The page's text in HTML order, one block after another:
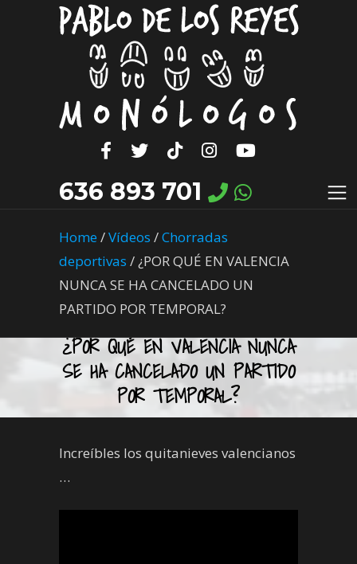
636 893 701
Home/Vídeos /Chorradas
deportivas /¿POR QUÉ EN VALENCIA
NUNCA SE HA CANCELADO UN
PARTIDO POR TEMPORAL?
¿POR QUÉ EN VALENCIA NUNCA
SE HA CANCELADO UN PARTIDO
POR TEMPORAL?
Increíbles los quitanieves valencianos
…